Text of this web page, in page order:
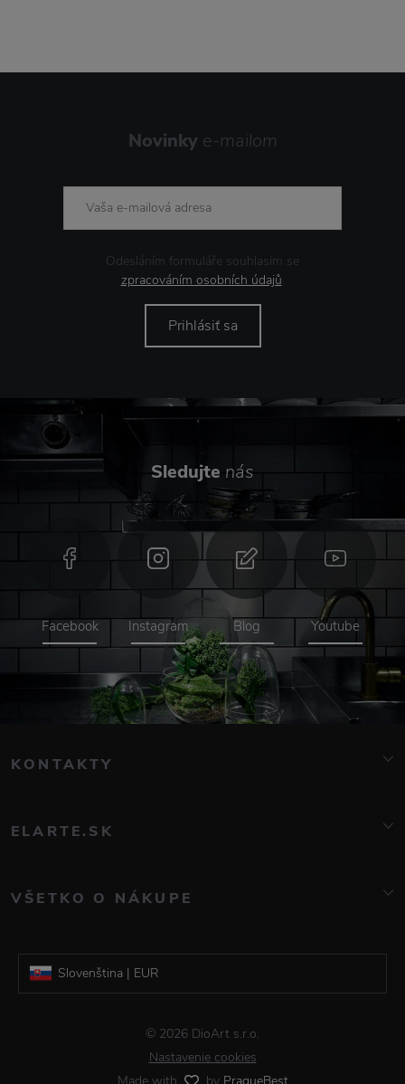
Novinky e-mailom
Odesláním formuláře souhlasím se
zpracováním osobních údajů.
Prihlásiť sa
Sledujte nás
Facebook Instagram Blog Youtube
KONTAKTY
+420 776 081 000
ELARTE.SK
O nás
Galerie DioArt
VŠETKO O NÁKUPE
Doprava a platba
Obchodné podmienky
Informácie o spracovaní osobných údajov
Slovenština | EUR
© 2026 DioArt s.r.o.
Nastavenie cookies